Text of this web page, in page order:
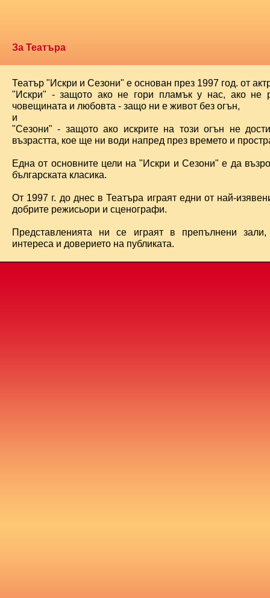
За Театъра
Театър "Искри и Сезони" е основан през 1997 год. от
"Искри" - защото ако не гори пламък у нас, ако не
човещината и любовта - защо ни е живот без огън,
и
"Сезони" - защото ако искрите на този огън не
възрастта, кое ще ни води напред през времето и
Една от основните цели на "Искри и Сезони" е да
българската класика.
От 1997 г. до днес в Театъра играят едни от най-
добрите режисьори и сценографи.
Представленията ни се играят в препълнени
интереса и доверието на публиката.